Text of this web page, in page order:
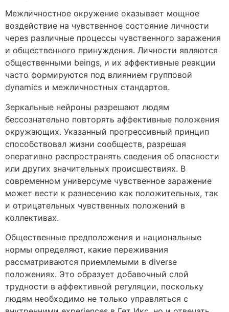
Межличностное окружение оказывает мощное
воздействие на чувственное состояние личности
через различные процессы чувственного заражения
и общественного принуждения. Личности являются
общественными beings, и их аффективные реакции
часто формируются под влиянием групповой
dynamics и межличностных стандартов.
Зеркальные нейроны разрешают людям
бессознательно повторять аффективные положения
окружающих. Указанный прогрессивный принцип
способствовал жизни сообществ, разрешая
оперативно распространять сведения об опасности
или других значительных происшествиях. В
современном универсуме чувственное заражение
может вести к разнесению как положительных, так
и отрицательных чувственных положений в
коллективах.
Общественные предположения и национальные
нормы определяют, какие переживания
рассматриваются приемлемыми в diverse
положениях. Это образует добавочный слой
трудности в аффективной регуляции, поскольку
людям необходимо не только управляться с